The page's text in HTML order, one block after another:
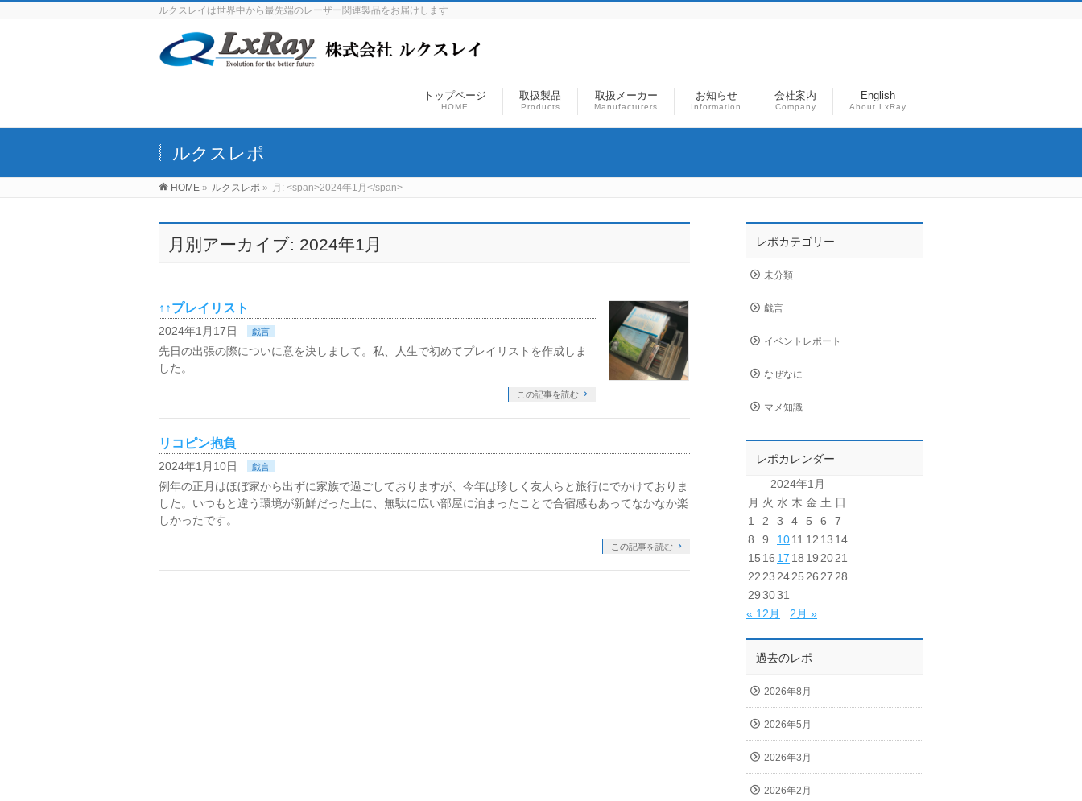
ルクスレイは世界中から最先端のレーザー関連製品をお届けします
トップページ
HOME
取扱製品
Products
取扱メーカー
Manufacturers
お知らせ
Information
会社案内
Company
English
About LxRay
ルクスレポ
HOME » ルクスレポ » 月: <span>2024年1月</span>
月別アーカイブ: 2024年1月
↑↑プレイリスト
2024年1月17日 戯言
先日の出張の際についに意を決しまして。私、人生で初めてプレイリストを作成しま
した。
この記事を読む
リコピン抱負
2024年1月10日 戯言
例年の正月はほぼ家から出ずに家族で過ごしておりますが、今年は珍しく友人らと旅行にでかけておりま
した。いつもと違う環境が新鮮だった上に、無駄に広い部屋に泊まったことで合宿感もあってなかなか楽
しかったです。
この記事を読む
レポカテゴリー
未分類
戯言
イベントレポート
なぜなに
マメ知識
レポカレンダー
2024年1月
月 火 水 木 金 土 日
1
2 3 4 5 6
7
8
9 1011 12 13 14
15 16 17 18 19 2021
22 23 2425 26 27 28
293031
« 12月
2月 »
過去のレポ
2026年8月
2026年5月
2026年3月
2026年2月